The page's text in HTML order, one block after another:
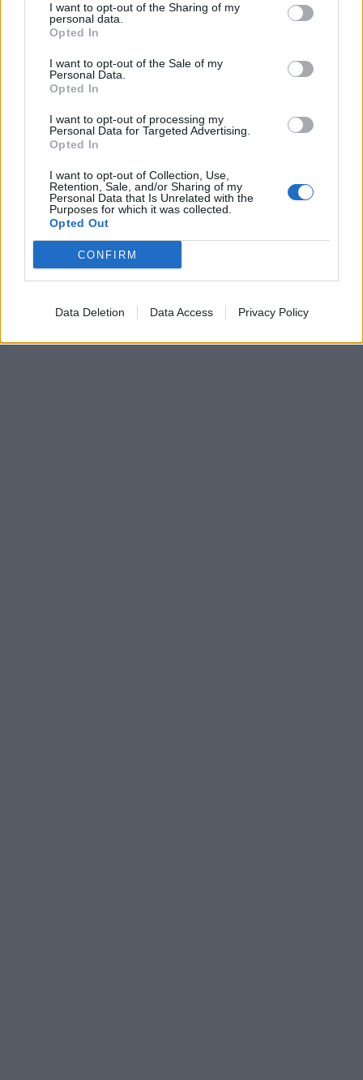
I want to opt-out of the Sharing of my
personal data.
Opted In
I want to opt-out of the Sale of my
Personal Data.
Opted In
I want to opt-out of processing my
Personal Data for Targeted Advertising.
Opted In
I want to opt-out of Collection, Use,
Retention, Sale, and/or Sharing of my
Personal Data that Is Unrelated with the
Purposes for which it was collected.
Opted Out
CONFIRM
Data Deletion Data Access Privacy Policy